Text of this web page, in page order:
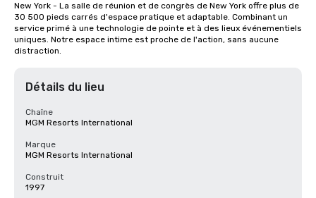
New York - La salle de réunion et de congrès de New York offre plus de
30 500 pieds carrés d'espace pratique et adaptable. Combinant un
service primé à une technologie de pointe et à des lieux événementiels
uniques. Notre espace intime est proche de l'action, sans aucune
distraction.
Détails du lieu
Chaîne
MGM Resorts International
Marque
MGM Resorts International
Construit
1997